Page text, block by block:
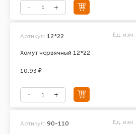
Хомут червячный 12*22
Артикул: 12*22 Ед. изм.
10.93 ₽
Артикул: 90-110 Ед. изм.